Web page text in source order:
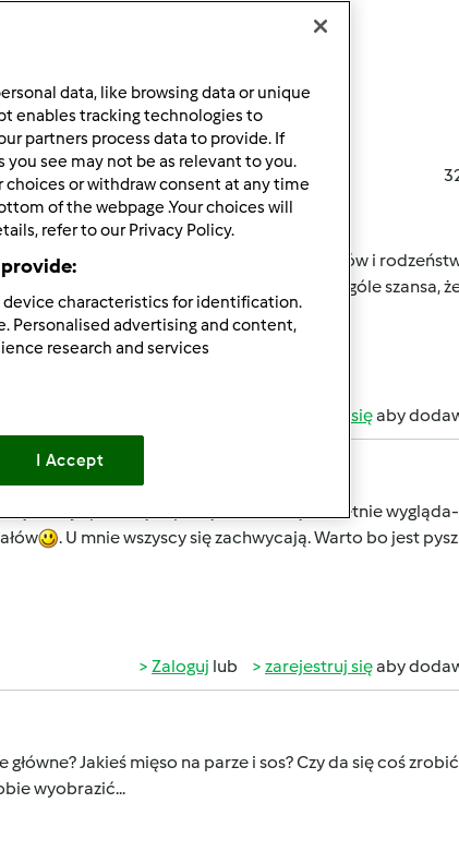
rocznię ślubu. Zaprosiliśmy rodziców i
co najlepiej przyrządzić? Czy jest w ogóle szansa,
zarejestruj sięaby
sałaty- podwójna porcja. Rewelacja świetnie
. U mnie wszyscy się zachwycają. Warto bo jest
Zaloguj lub zarejestruj sięaby
Jakieś mięso na parze i sos? Czy da się coś
wyobrazić...
data, like browsing data or unique
enables tracking technologies to
partners process data to provide. If
see may not be as relevant to you.
or withdraw consent at any time
of the webpage .Your choices will
refer to our Privacy Policy.
characteristics for identification.
Personalised advertising and content,
research and services
I Accept